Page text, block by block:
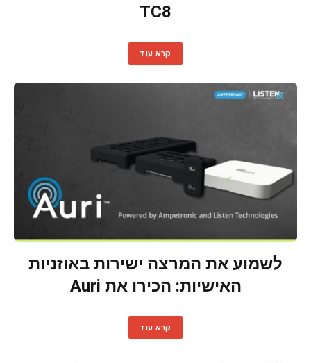
TC8
קרא עוד
לשמוע את המרצה ישירות באוזניות
האישיות: הכירו את Auri
קרא עוד